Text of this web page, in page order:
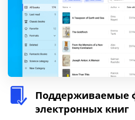
Поддерживаемые
электронных книг